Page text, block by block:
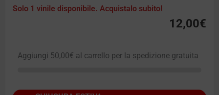
Solo 1 vinile disponibile. Acquistalo subito!
12,00€
Aggiungi 50,00€ al carrello per la spedizione gratuita